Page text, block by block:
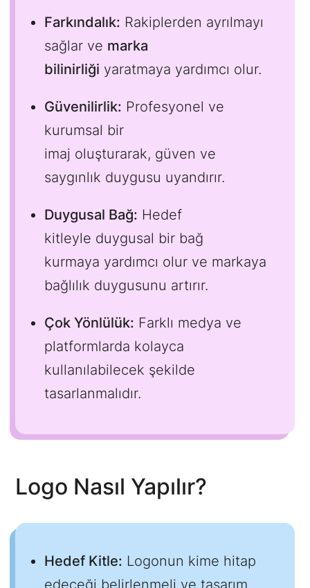
Farkındalık: Rakiplerden ayrılmayı
sağlar ve marka
bilinirliği yaratmaya yardımcı olur.
Güvenilirlik: Profesyonel ve
kurumsal bir
imaj oluşturarak, güven ve
saygınlık duygusu uyandırır.
Duygusal Bağ: Hedef
kitleyle duygusal bir bağ
kurmaya yardımcı olur ve markaya
bağlılık duygusunu artırır.
Çok Yönlülük: Farklı medya ve
platformlarda kolayca
kullanılabilecek şekilde
tasarlanmalıdır.
Logo Nasıl Yapılır?
Hedef Kitle: Logonun kime hitap